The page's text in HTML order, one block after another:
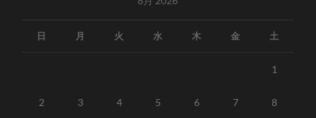
日 月 火 水 木 金 土
1
2 3 4 5 6 7 8